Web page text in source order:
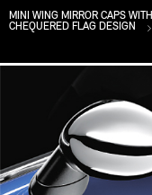
MINI WING MIRROR CAPS WITH
CHEQUERED FLAG DESIGN